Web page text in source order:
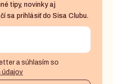
tipy, novinky aj
sa prihlásiť do Sisa Clubu.
a súhlasím so
údajov